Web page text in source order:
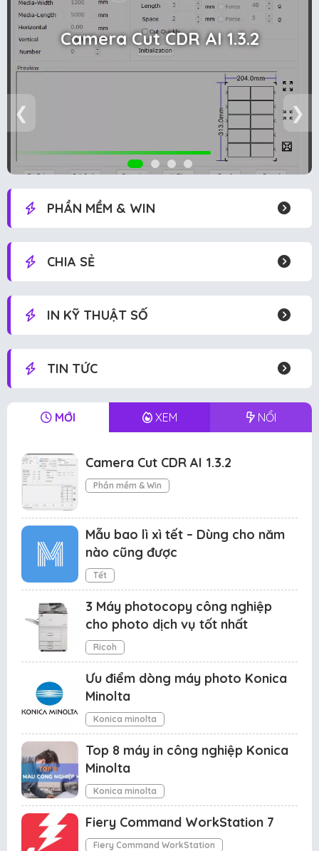
Camera Cut CDR AI 1.3.2
❮ ❯
PHẦN MỀM & WIN
CHIA SẺ
IN KỸ THUẬT SỐ
TIN TỨC
MỚI XEM NỔI
Camera Cut CDR AI 1.3.2
Phần mềm & Win
Mẫu bao lì xì tết – Dùng cho năm
nào cũng được
Tết
3 Máy photocopy công nghiệp
cho photo dịch vụ tốt nhất
Ricoh
Ưu điểm dòng máy photo Konica
Minolta
Konica minolta
Top 8 máy in công nghiệp Konica
Minolta
Konica minolta
Fiery Command WorkStation 7
Fiery Command WorkStation